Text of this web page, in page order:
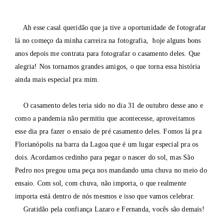
Ah esse casal queridão que ja tive a oportunidade de fotografar
lá no começo da minha carreira na fotografia, hoje alguns bons
anos depois me contrata para fotografar o casamento deles. Que
alegria! Nos tornamos grandes amigos, o que torna essa história
ainda mais especial pra mim.
O casamento deles teria sido no dia 31 de outubro desse ano e
como a pandemia não permitiu que acontecesse, aproveitamos
esse dia pra fazer o ensaio de pré casamento deles. Fomos lá pra
Florianópolis na barra da Lagoa que é um lugar especial pra os
dois. Acordamos cedinho para pegar o nascer do sol, mas São
Pedro nos pregou uma peça nos mandando uma chuva no meio do
ensaio. Com sol, com chuva, não importa, o que realmente
importa está dentro de nós mesmos e isso que vamos celebrar.
Gratidão pela confiança Lazaro e Fernanda, vocês são demais!